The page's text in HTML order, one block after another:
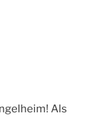
Als